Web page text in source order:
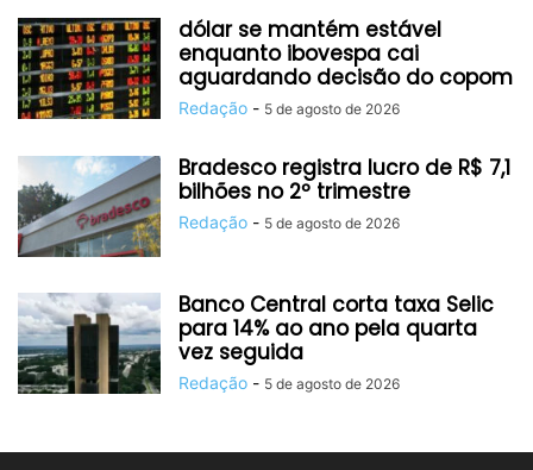
dólar se mantém estável
enquanto ibovespa cai
aguardando decisão do copom
Redação - 5 de agosto de 2026
Bradesco registra lucro de R$ 7,1
bilhões no 2º trimestre
Redação - 5 de agosto de 2026
Banco Central corta taxa Selic
para 14% ao ano pela quarta
vez seguida
Redação - 5 de agosto de 2026